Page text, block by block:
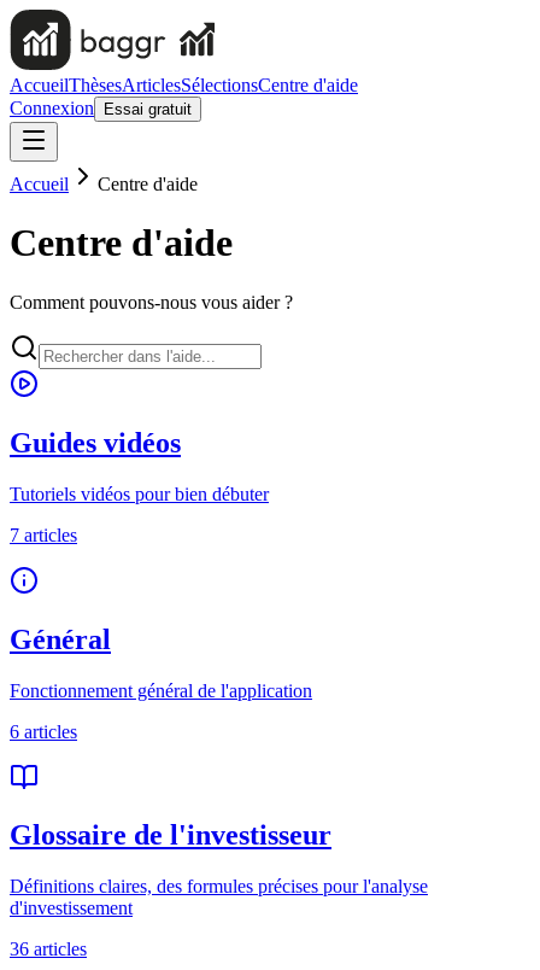
AccueilThèsesArticlesSélectionsCentre d'aide
Connexion
Essai gratuit
Accueil Centre d'aide
Centre d'aide
Comment pouvons-nous vous aider ?
Guides vidéos
Tutoriels vidéos pour bien débuter
7 articles
Général
Fonctionnement général de l'application
6 articles
Glossaire de l'investisseur
Définitions claires, des formules précises pour l'analyse
d'investissement
36 articles